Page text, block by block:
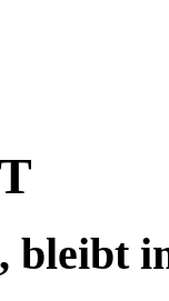
bleibt